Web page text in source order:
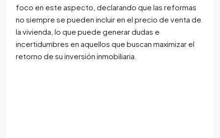
foco en este aspecto, declarando que las reformas
no siempre se pueden incluir en el precio de venta de
la vivienda, lo que puede generar dudas e
incertidumbres en aquellos que buscan maximizar el
retorno de su inversión inmobiliaria.